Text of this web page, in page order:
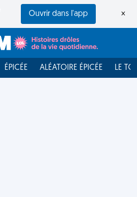
Ouvrir dans l'app ×
ÉPICÉE ALÉATOIRE ÉPICÉE LE